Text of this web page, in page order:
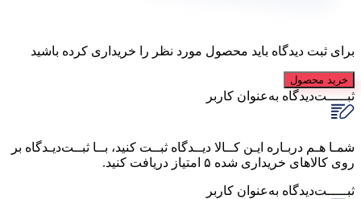
برای ثبت دیدگاه باید محصول مورد نظر را خریداری کرده باشید
خرید محصول
ثبـــــت‌دیدگاه به‌عنوان کاربر
شمـا هـم دربـاره ایـن کــالا دیــدگاه ثبــت کنید، بــا ثبــت‌دیـدگاه بر
روی کالاهای خریداری شده ۵ امتیاز دریافت کنید.
ثبـــــت‌دیدگاه به‌عنوان کاربر